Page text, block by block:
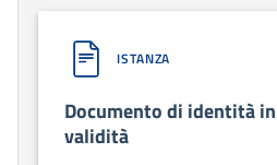
ISTANZA
Documento di identità
validità